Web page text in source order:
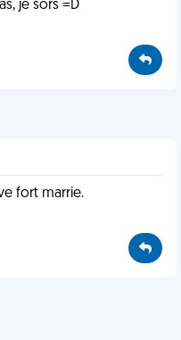
je sors =D
fort marrie.